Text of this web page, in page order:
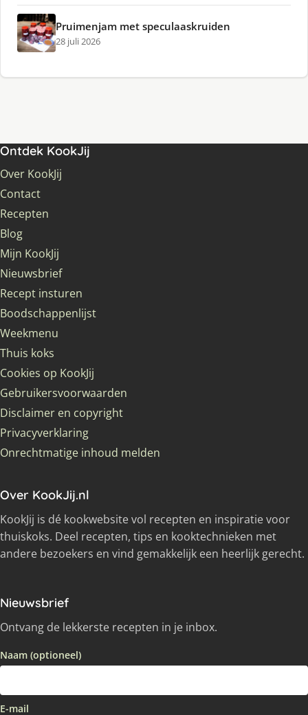
Pruimenjam met speculaaskruiden
28 juli 2026
Ontdek KookJij
Over KookJij
Contact
Recepten
Blog
Mijn KookJij
Nieuwsbrief
Recept insturen
Boodschappenlijst
Weekmenu
Thuis koks
Cookies op KookJij
Gebruikersvoorwaarden
Disclaimer en copyright
Privacyverklaring
Onrechtmatige inhoud melden
Over KookJij.nl
KookJij is dé kookwebsite vol recepten en inspiratie voor
thuiskoks. Deel recepten, tips en kooktechnieken met
andere bezoekers en vind gemakkelijk een heerlijk gerecht.
Nieuwsbrief
Ontvang de lekkerste recepten in je inbox.
Naam (optioneel)
E-mail